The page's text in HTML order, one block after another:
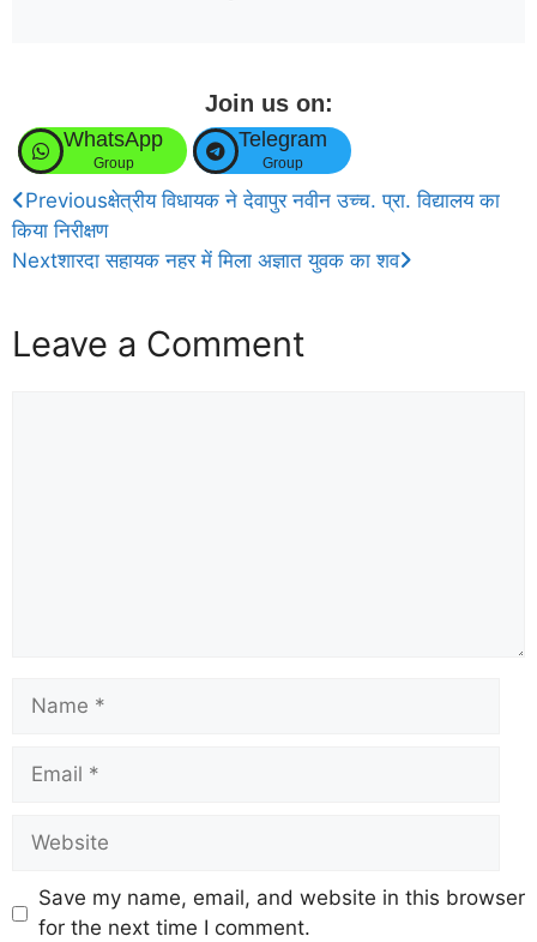
Join us on:
WhatsApp
Group
Telegram
Group
Previousक्षेत्रीय विधायक ने देवापुर नवीन उच्च. प्रा. विद्यालय का
किया निरीक्षण
Nextशारदा सहायक नहर में मिला अज्ञात युवक का शव
Leave a Comment
Save my name, email, and website in this browser
for the next time I comment.